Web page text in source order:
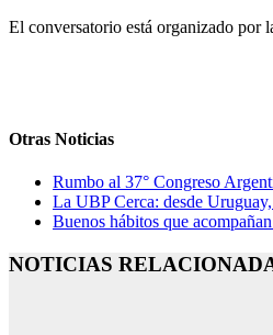
El conversatorio está organizado por
Otras Noticias
Rumbo al 37° Congreso
La UBP Cerca: desde
Buenos hábitos que
NOTICIAS